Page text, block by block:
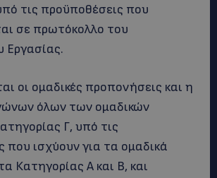
τις προϋποθέσεις που
σε πρωτόκολλο του
Εργασίας.
οι ομαδικές προπονήσεις και η
όλων των ομαδικών
Γ, υπό τις
που ισχύουν για τα ομαδικά
Κατηγορίας Α και Β, και